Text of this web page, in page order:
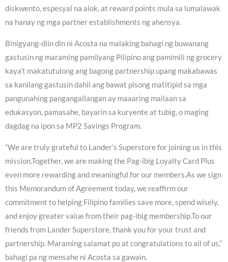
diskwento, espesyal na alok, at reward points mula sa lumalawak
na hanay ng mga partner establishments ng ahensya.
Binigyang-diin din ni Acosta na malaking bahagi ng buwanang
gastusin ng maraming pamilyang Pilipino ang pamimili ng grocery
kaya’t makatutulong ang bagong partnership upang makabawas
sa kanilang gastusin dahil ang bawat pisong matitipid sa mga
pangunahing pangangailangan ay maaaring mailaan sa
edukasyon, pamasahe, bayarin sa kuryente at tubig, o maging
dagdag na ipon sa MP2 Savings Program.
“We are truly grateful to Lander’s Superstore for joining us in this
mission.Together, we are making the Pag-ibig Loyalty Card Plus
even more rewarding and meaningful for our members.As we sign
this Memorandum of Agreement today, we reaffirm our
commitment to helping Filipino families save more, spend wisely,
and enjoy greater value from their pag-ibig membership.To our
friends from Lander Superstore, thank you for your trust and
partnership. Maraming salamat po at congratulations to all of us,”
bahagi pa ng mensahe ni Acosta sa gawain.